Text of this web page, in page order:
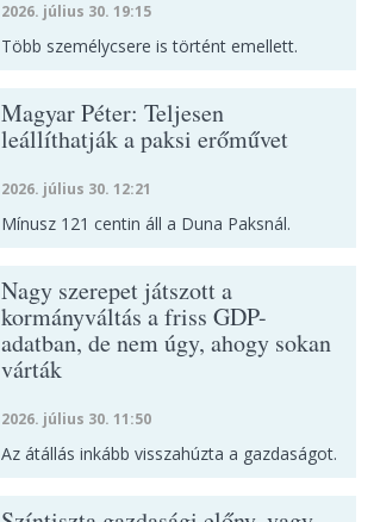
2026. július 30. 19:15
Több személycsere is történt emellett.
Magyar Péter: Teljesen
leállíthatják a paksi erőművet
2026. július 30. 12:21
Mínusz 121 centin áll a Duna Paksnál.
Nagy szerepet játszott a
kormányváltás a friss GDP-
adatban, de nem úgy, ahogy sokan
várták
2026. július 30. 11:50
Az átállás inkább visszahúzta a gazdaságot.